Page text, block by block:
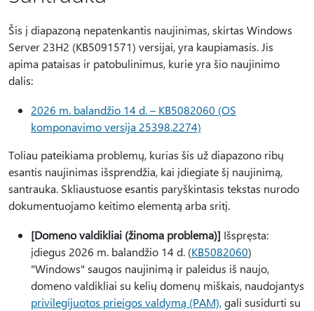
Šis į diapazoną nepatenkantis naujinimas, skirtas Windows
Server 23H2 (KB5091571) versijai, yra kaupiamasis. Jis
apima pataisas ir patobulinimus, kurie yra šio naujinimo
dalis:
2026 m. balandžio 14 d. – KB5082060 (OS
komponavimo versija 25398.2274)
Toliau pateikiama problemų, kurias šis už diapazono ribų
esantis naujinimas išsprendžia, kai įdiegiate šį naujinimą,
santrauka. Skliaustuose esantis paryškintasis tekstas nurodo
dokumentuojamo keitimo elementą arba sritį.
[Domeno valdikliai (žinoma problema)] Išspręsta:
įdiegus 2026 m. balandžio 14 d. (KB5082060)
"Windows" saugos naujinimą ir paleidus iš naujo,
domeno valdikliai su kelių domenų miškais, naudojantys
privilegijuotos prieigos valdymą (PAM),gali susidurti su